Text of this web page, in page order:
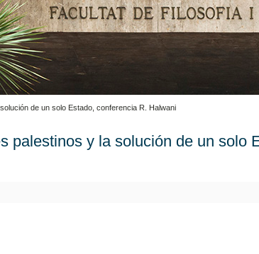
de un solo Estado, conferencia R. Halwani
palestinos y la solución de un solo